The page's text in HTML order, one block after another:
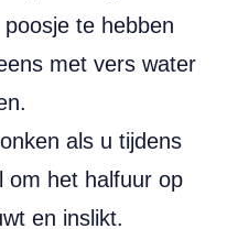
te hebben
met vers water
als u tijdens
om het halfuur op
en inslikt.